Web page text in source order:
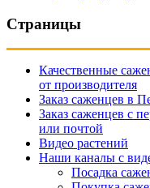
Страницы
Качественные
от производителя
Заказ саженцев в
Заказ саженцев с
или почтой
Видео растений
Наши каналы с
Посадка